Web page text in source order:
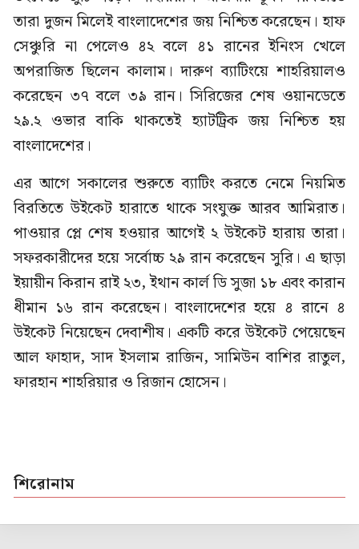
তারা দুজন মিলেই বাংলাদেশের জয় নিশ্চিত করেছেন। হাফ
সেঞ্চুরি না পেলেও ৪২ বলে ৪১ রানের ইনিংস খেলে
অপরাজিত ছিলেন কালাম। দারুণ ব্যাটিংয়ে শাহরিয়ালও
করেছেন ৩৭ বলে ৩৯ রান। সিরিজের শেষ ওয়ানডেতে
২৯.২ ওভার বাকি থাকতেই হ্যাটট্রিক জয় নিশ্চিত হয়
বাংলাদেশের।
এর আগে সকালের শুরুতে ব্যাটিং করতে নেমে নিয়মিত
বিরতিতে উইকেট হারাতে থাকে সংযুক্ত আরব আমিরাত।
পাওয়ার প্লে শেষ হওয়ার আগেই ২ উইকেট হারায় তারা।
সফরকারীদের হয়ে সর্বোচ্চ ২৯ রান করেছেন সুরি। এ ছাড়া
ইয়ায়ীন কিরান রাই ২৩, ইথান কার্ল ডি সুজা ১৮ এবং কারান
ধীমান ১৬ রান করেছেন। বাংলাদেশের হয়ে ৪ রানে ৪
উইকেট নিয়েছেন দেবাশীষ। একটি করে উইকেট পেয়েছেন
আল ফাহাদ, সাদ ইসলাম রাজিন, সামিউন বাশির রাতুল,
ফারহান শাহরিয়ার ও রিজান হোসেন।
শিরোনাম